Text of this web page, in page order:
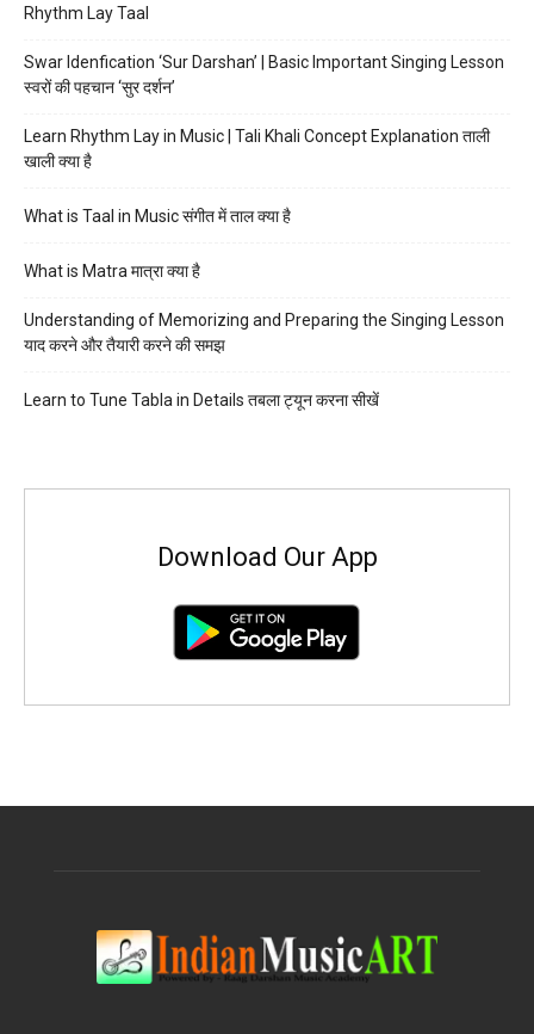
Rhythm Lay Taal
Swar Idenfication ‘Sur Darshan’ | Basic Important Singing Lesson
स्वरों की पहचान ‘सुर दर्शन’
Learn Rhythm Lay in Music | Tali Khali Concept Explanation ताली
खाली क्या है
What is Taal in Music संगीत में ताल क्या है
What is Matra मात्रा क्या है
Understanding of Memorizing and Preparing the Singing Lesson
याद करने और तैयारी करने की समझ
Learn to Tune Tabla in Details तबला ट्यून करना सीखें
Download Our App